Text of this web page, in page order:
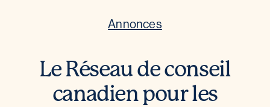
Annonces
Le Réseau de conseil
canadien pour les